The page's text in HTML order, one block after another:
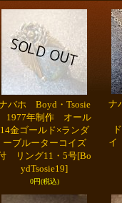
バホ Boyd・Tsosie
1977年制作 オール
14金ゴールド×ランダ
ーブルーターコイズ
リング11・5号[Bo
ydTsosie19]
0円(税込)
ナ
イ